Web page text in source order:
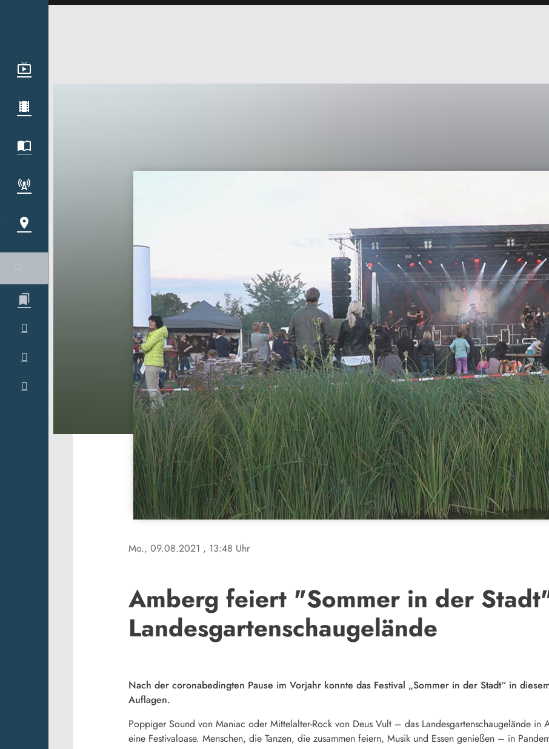
Mo., 09.08.2021 , 13:48 Uhr
Amberg feiert "Sommer in der
Landesgartenschaugelände
Nach der coronabedingten Pause im Vorjahr konnte das Festival „Sommer in der Stadt“ in
Auflagen.
Poppiger Sound von Maniac oder Mittelalter-Rock von Deus Vult – das Landesgartenschaugelände in
eine Festivaloase. Menschen, die Tanzen, die zusammen feiern, Musik und Essen genießen – in